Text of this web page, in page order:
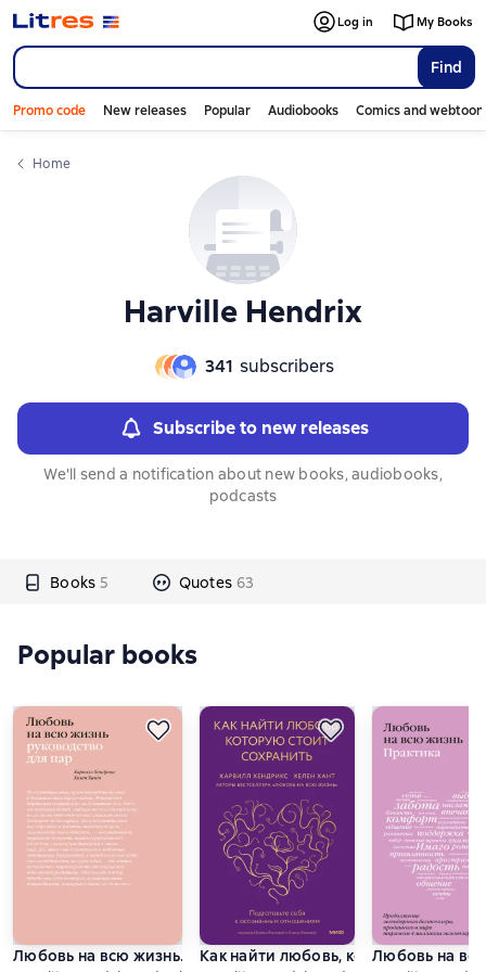
Find
Log in My Books
Promo code New releases Popular Audiobooks Comics and
Home
Harville Hendrix
341 subscribers
Subscribe to new releases
We'll send a notification about new books, audiobooks,
podcasts
Books 5 Quotes 63
Слайдер с книгами
Popular books
Любовь на всю жизнь. Руководство для пар
Как найти любовь, которую стоит
Любовь на
Слайдер с книгами